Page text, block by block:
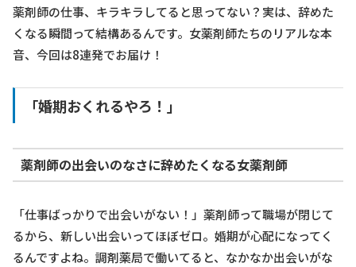
薬剤師の仕事、キラキラしてると思ってない？実は、辞めた
くなる瞬間って結構あるんです。女薬剤師たちのリアルな本
音、今回は8連発でお届け！
「婚期おくれるやろ！」
薬剤師の出会いのなさに辞めたくなる女薬剤師
「仕事ばっかりで出会いがない！」薬剤師って職場が閉じて
るから、新しい出会いってほぼゼロ。婚期が心配になってく
るんですよね。調剤薬局で働いてると、なかなか出会いがな